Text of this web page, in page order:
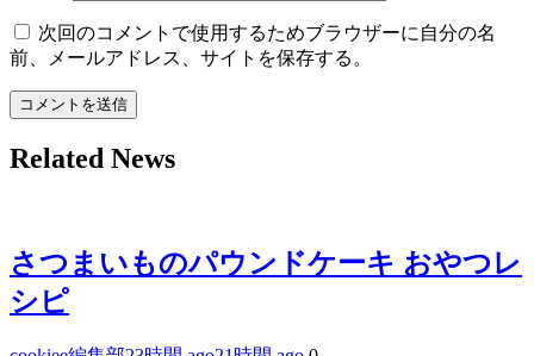
次回のコメントで使用するためブラウザーに自分の名
前、メールアドレス、サイトを保存する。
Related News
さつまいものパウンドケーキ おやつレ
シピ